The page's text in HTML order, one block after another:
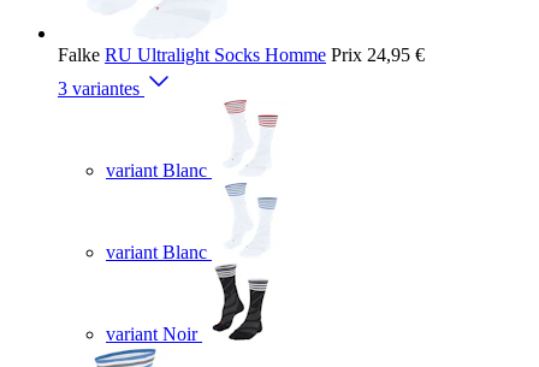
Falke RU Ultralight Socks Homme Prix 24,95 €
3 variantes
variant Blanc
variant Blanc
variant Noir